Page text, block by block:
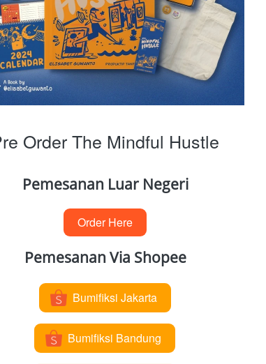
Order The Mindful Hustle
Pemesanan Luar Negeri
`
Order Here
Pemesanan Via Shopee
` Bumifiksi Jakarta
` Bumifiksi Bandung